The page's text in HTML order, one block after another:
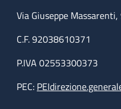
Via Giuseppe
C.F. 92038610371
P.IVA 02553300373
PEC: